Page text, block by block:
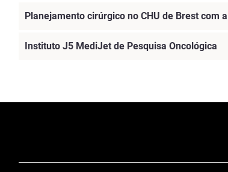
Planejamento cirúrgico no CHU de Brest com
Instituto J5 MediJet de Pesquisa Oncológica